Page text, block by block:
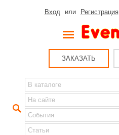
Вход или Регистрация
ЗАКАЗАТЬ